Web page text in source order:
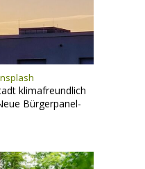
klimafreundlich
Bürgerpanel-